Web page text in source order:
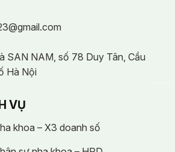
SAN NAM, số 78 Duy Tân, Cầu
Hà Nội
VỤ
khoa – X3 doanh số